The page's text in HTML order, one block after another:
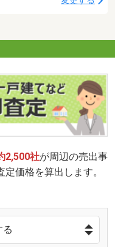
2,500社が周辺の売出事
価格を算出します。